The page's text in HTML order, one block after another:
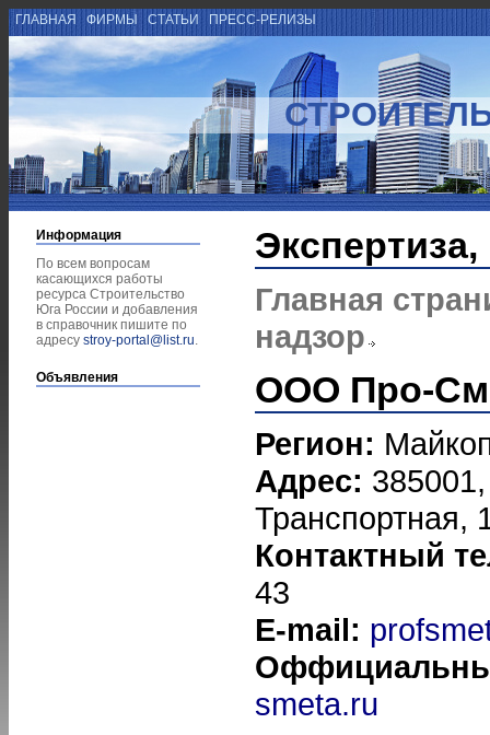
ГЛАВНАЯ ФИРМЫ СТАТЬИ ПРЕСС-РЕЛИЗЫ
Информация
По всем вопросам
касающихся работы
ресурса Строительство
Юга России и добавления
в справочник пишите по
адресу stroy-portal@list.ru.
Объявления
Главная
надзор
ООО Про-
Регион:
Адрес:
Транспортная,
Контактный
43
E-mail:
smeta.ru